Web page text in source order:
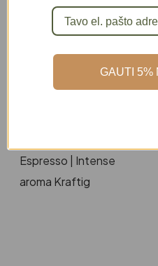
Espresso | Elegant
Aroma
su PVM
GAUTI 5%